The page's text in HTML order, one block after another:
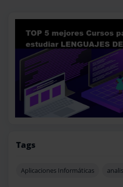
Tags
Aplicaciones Informáticas